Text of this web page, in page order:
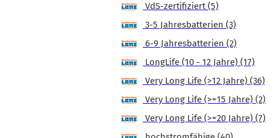
VdS-zertifiziert (5)
3-5 Jahresbatterien (3)
6-9 Jahresbatterien (2)
LongLife (10 - 12 Jahre) (17)
Very Long Life (>12 Jahre) (36)
Very Long Life (>=15 Jahre) (2)
Very Long Life (>=20 Jahre) (7)